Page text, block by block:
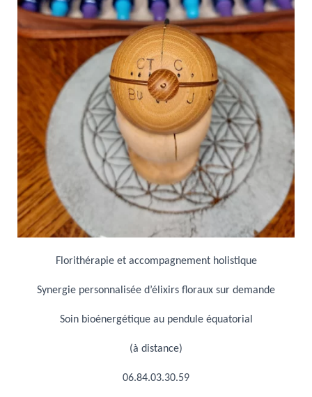
Florithérapie et accompagnement holistique
Synergie personnalisée d’élixirs floraux sur demande
Soin bioénergétiqueau pendule équatorial
(à distance)
06.84.03.30.59